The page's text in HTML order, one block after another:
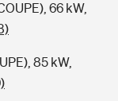
66 kW,
85 kW,